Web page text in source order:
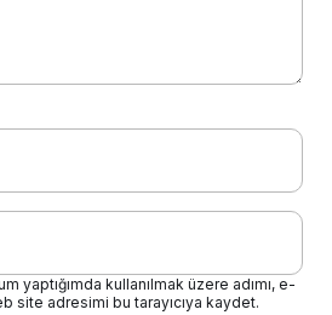
yaptığımda kullanılmak üzere adımı, e-
site adresimi bu tarayıcıya kaydet.